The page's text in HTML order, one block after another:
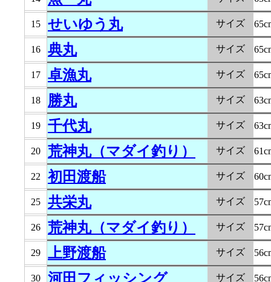
15 せいゆう丸 サイズ
16 典丸 サイズ
17 卓漁丸 サイズ
18 勝丸 サイズ
19 千代丸 サイズ
20 荒神丸（マダイ釣り） サイズ
22 初田渡船 サイズ
25 共栄丸 サイズ
26 荒神丸（マダイ釣り） サイズ
29 上野渡船 サイズ
30 河田フィッシング サイズ